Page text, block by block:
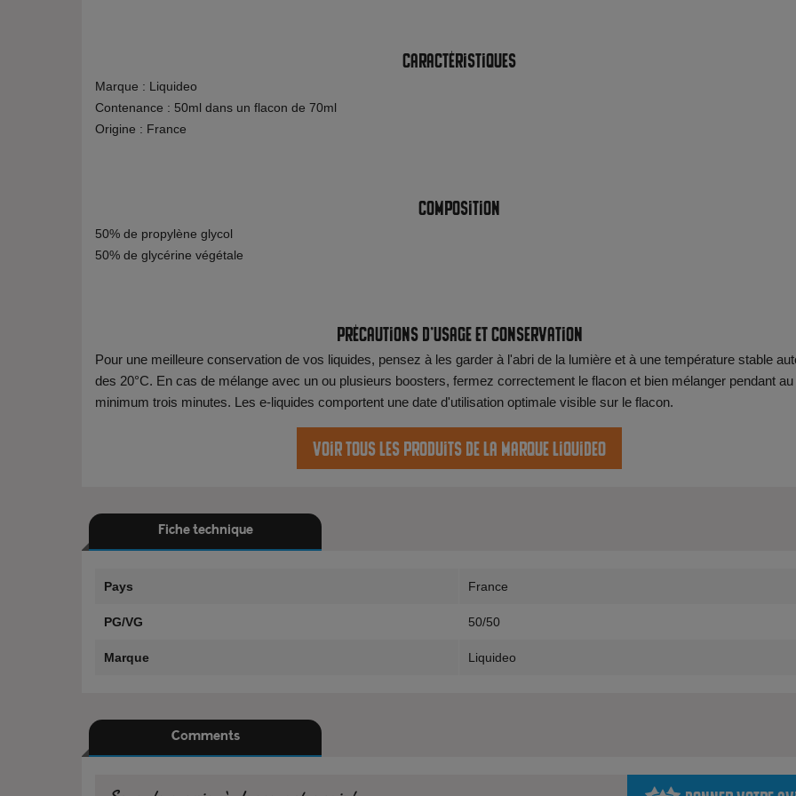
Caractéristiques
Marque : Liquideo
Contenance : 50ml dans un flacon de 70ml
Origine : France
Composition
50% de propylène glycol
50% de glycérine végétale
Précautions d'usage et conservation
Pour une meilleure conservation de vos liquides, pensez à les garder à l'abri de la lumière et à une température stable
des 20°C. En cas de mélange avec un ou plusieurs boosters, fermez correctement le flacon et bien mélanger pendant au
minimum trois minutes. Les e-liquides comportent une date d'utilisation optimale visible sur le flacon.
Voir tous les produits de la marque Liquideo
Fiche technique
Pays France
PG/VG 50/50
Marque Liquideo
Comments